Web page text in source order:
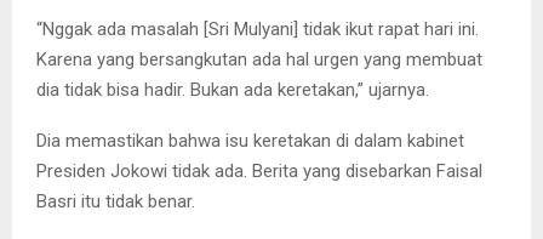
“Nggak ada masalah [Sri Mulyani] tidak ikut rapat hari ini.
Karena yang bersangkutan ada hal urgen yang membuat
dia tidak bisa hadir. Bukan ada keretakan,” ujarnya.
Dia memastikan bahwa isu keretakan di dalam kabinet
Presiden Jokowi tidak ada. Berita yang disebarkan Faisal
Basri itu tidak benar.